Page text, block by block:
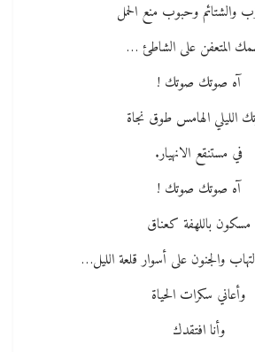
والشتائم وحبوب منع الحمل
المتعفن على الشاطئ …
آه صوتك صوتك !
الليلي الهامس طوق نجاة
في مستنقع الانهيار.
آه صوتك صوتك !
مسكون باللهفة كعناق
والجنون على أسوار قلعة الليل…
وأعاني سكرات الحياة
وأنا افتقدك